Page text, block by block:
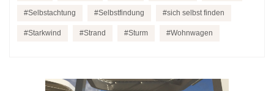
Selbstachtung Selbstfindung sich selbst finden
Starkwind Strand Sturm Wohnwagen